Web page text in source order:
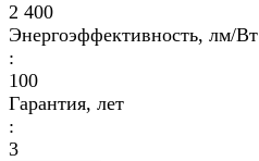
2 400
Энергоэффективность, лм/Вт
:
100
Гарантия, лет
:
3